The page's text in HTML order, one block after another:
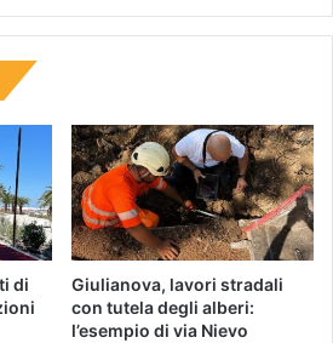
di
Giulianova, lavori stradali
con tutela degli alberi:
l’esempio di via Nievo